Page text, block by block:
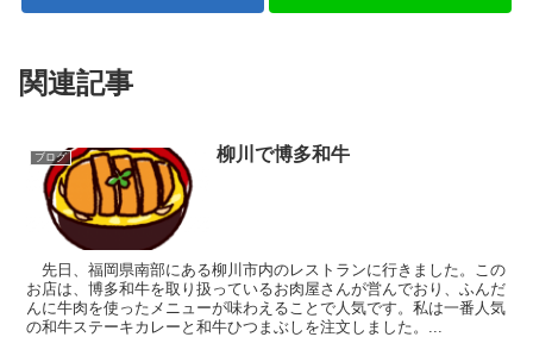
関連記事
ブログ 柳川で博多和牛
先日、福岡県南部にある柳川市内のレストランに行きました。この
お店は、博多和牛を取り扱っているお肉屋さんが営んでおり、ふんだ
んに牛肉を使ったメニューが味わえることで人気です。私は一番人気
の和牛ステーキカレーと和牛ひつまぶしを注文しました。...